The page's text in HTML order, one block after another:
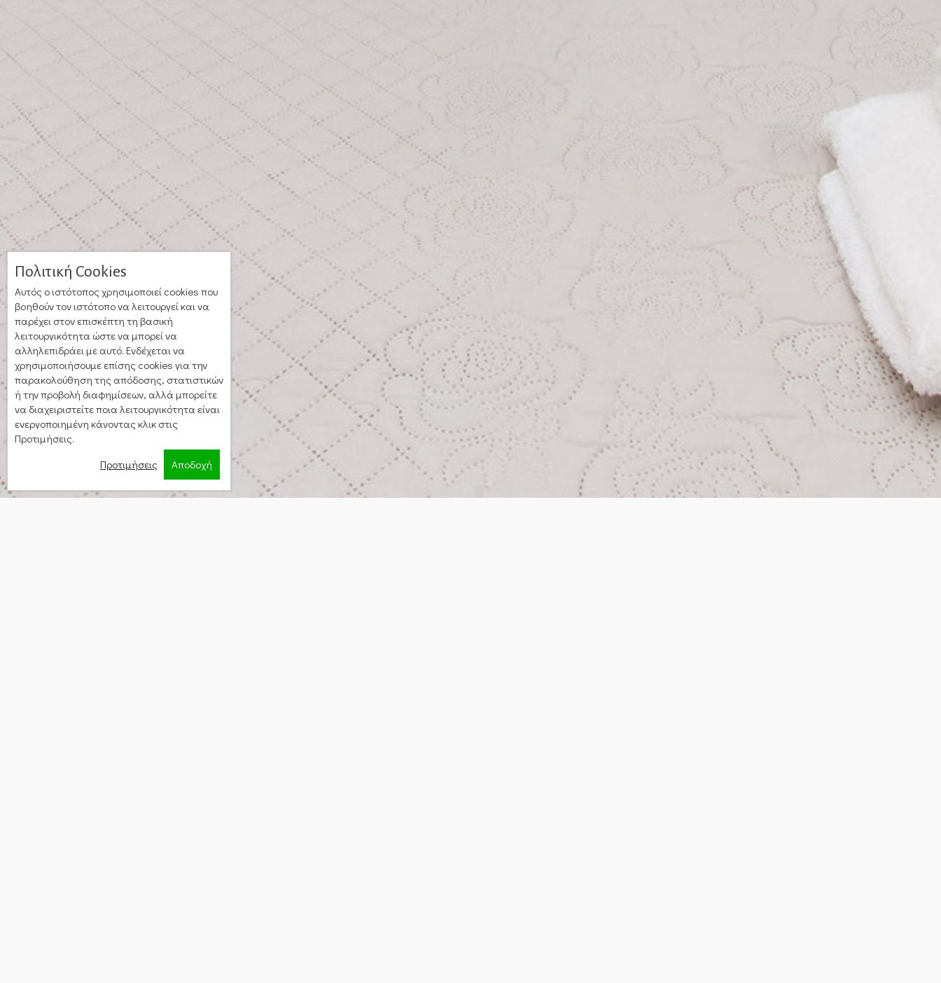
Πολιτική Cookies
Αυτός ο ιστότοπος χρησιμοποιεί cookies που
βοηθούν τον ιστότοπο να λειτουργεί και να
παρέχει στον επισκέπτη τη βασική
λειτουργικότητα ώστε να μπορεί να
αλληλεπιδράει με αυτό. Ενδέχεται να
χρησιμοποιήσουμε επίσης cookies για την
παρακολούθηση της απόδοσης, στατιστικών
ή την προβολή διαφημίσεων, αλλά μπορείτε
να διαχειριστείτε ποια λειτουργικότητα είναι
ενεργοποιημένη κάνοντας κλικ στις
Προτιμήσεις.
Προτιμήσεις
Αποδοχή